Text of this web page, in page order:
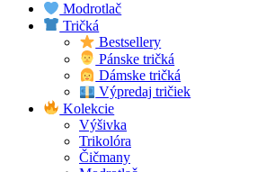
Modrotlač
Tričká
Bestsellery
Pánske tričká
Dámske tričká
Výpredaj tričiek
Kolekcie
Výšivka
Trikolóra
Čičmany